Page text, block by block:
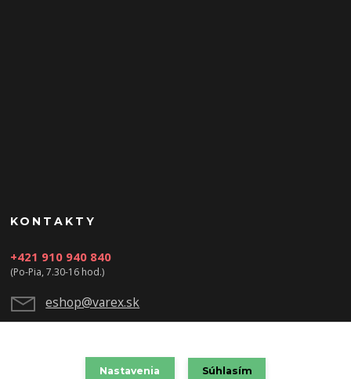
KONTAKTY
+421 910 940 840
(Po-Pia, 7.30-16 hod.)
eshop@varex.sk
Nastavenia Súhlasím